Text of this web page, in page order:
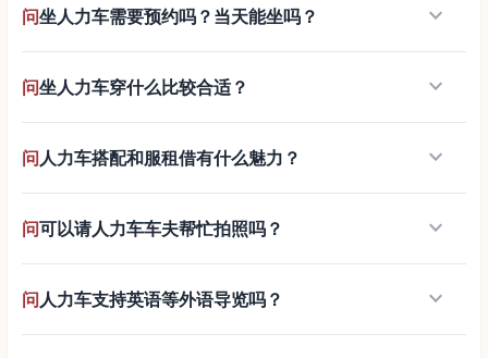
问坐人力车需要预约吗？当天能坐吗？ keyboard_arrow_down
问坐人力车穿什么比较合适？ keyboard_arrow_down
问人力车搭配和服租借有什么魅力？ keyboard_arrow_down
问可以请人力车车夫帮忙拍照吗？ keyboard_arrow_down
问人力车支持英语等外语导览吗？ keyboard_arrow_down